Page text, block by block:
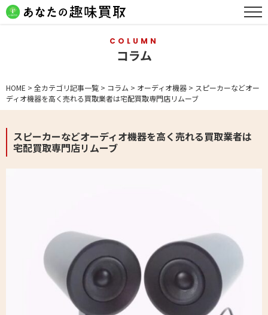
COLUMN
コラム
HOME > 全カテゴリ記事一覧 > コラム > オーディオ機器 > スピーカーなどオー
ディオ機器を高く売れる買取業者は宅配買取専門店リムーブ
スピーカーなどオーディオ機器を高く売れる買取業者は
宅配買取専門店リムーブ